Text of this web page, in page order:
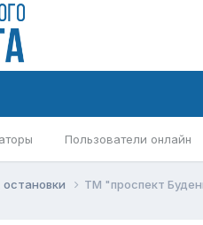
Пользователи онлайн
ТМ "проспект